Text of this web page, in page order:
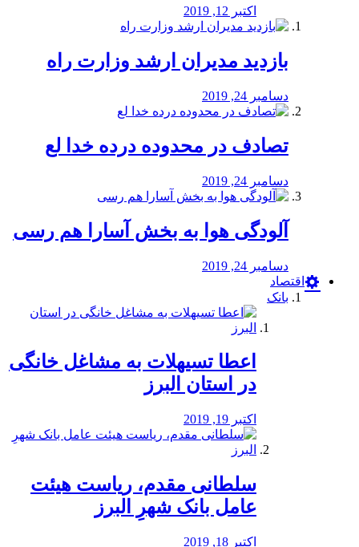
اکتبر 12, 2019
بازدید مدیران ارشد وزارت راه
دسامبر 24, 2019
تصادف در محدوده درده خدا لع
دسامبر 24, 2019
آلودگی هوا به بخش آسارا هم رسی
دسامبر 24, 2019
اقتصاد
بانک
️اعطا تسیهلات به مشاغل خانگی
در استان البرز
اکتبر 19, 2019
سلطانی مقدم، ریاست هیئت
عامل بانک شهرِ البرز
اکتبر 18, 2019